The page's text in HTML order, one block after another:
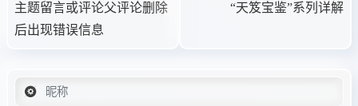
主题留言或评论父评论删除
后出现错误信息
“天笈宝鉴”系列详解